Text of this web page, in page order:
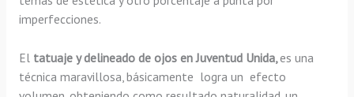
imperfecciones.
El tatuaje y delineado de ojos en Juventud Unida, es una
técnica maravillosa, básicamente logra un efecto